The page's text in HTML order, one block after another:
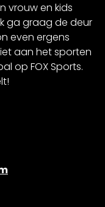
vrouw en kids
ga graag de deur
even ergens
aan het sporten
op FOX Sports.